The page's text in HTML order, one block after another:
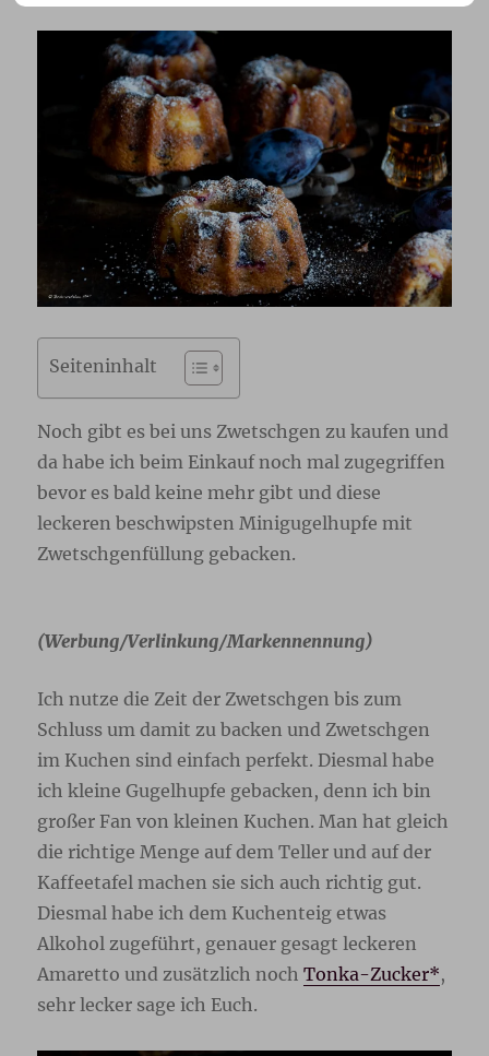
Seiteninhalt
Noch gibt es bei uns Zwetschgen zu kaufen und
da habe ich beim Einkauf noch mal zugegriffen
bevor es bald keine mehr gibt und diese
leckeren beschwipsten Minigugelhupfe mit
Zwetschgenfüllung gebacken.
(Werbung/Verlinkung/Markennennung)
Ich nutze die Zeit der Zwetschgen bis zum
Schluss um damit zu backen und Zwetschgen
im Kuchen sind einfach perfekt. Diesmal habe
ich kleine Gugelhupfe gebacken, denn ich bin
großer Fan von kleinen Kuchen. Man hat gleich
die richtige Menge auf dem Teller und auf der
Kaffeetafel machen sie sich auch richtig gut.
Diesmal habe ich dem Kuchenteig etwas
Alkohol zugeführt, genauer gesagt leckeren
Amaretto und zusätzlich nochTonka-Zucker*,
sehr lecker sage ich Euch.